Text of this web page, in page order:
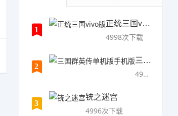
1
正统三国vivo版
4998次下载
2
三国群英传单机版手机版
4997次下载
3
铳之迷宫
4996次下载